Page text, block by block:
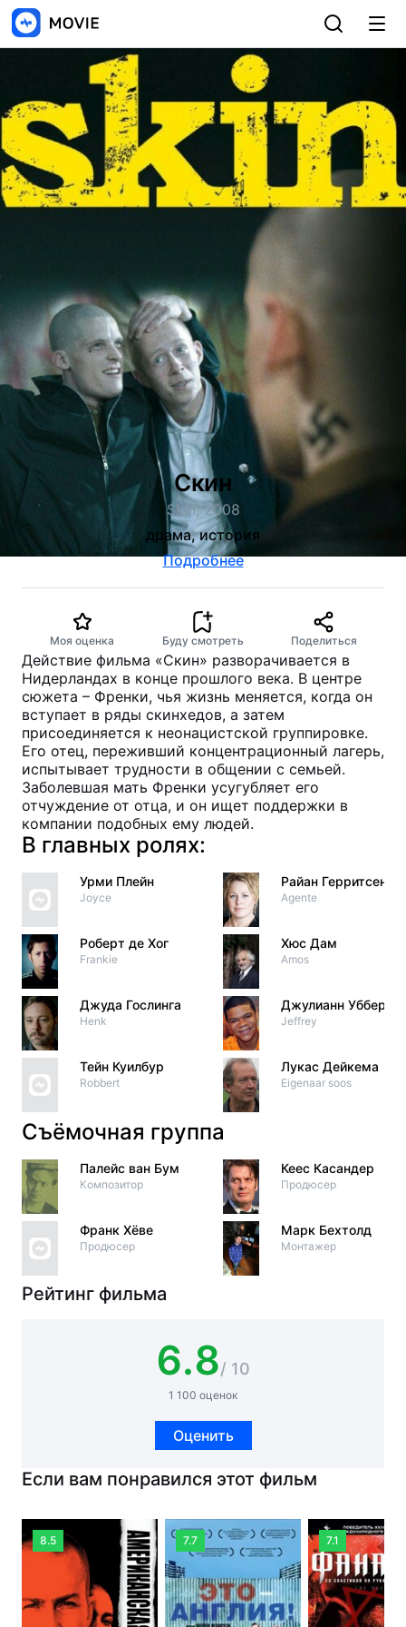
Скин
Skin, 2008
драма, история
Подробнее
Моя оценка Буду смотреть Поделиться
Действие фильма «Скин» разворачивается в
Нидерландах в конце прошлого века. В центре
сюжета – Френки, чья жизнь меняется, когда он
вступает в ряды скинхедов, а затем
присоединяется к неонацистской группировке.
Его отец, переживший концентрационный лагерь,
испытывает трудности в общении с семьей.
Заболевшая мать Френки усугубляет его
отчуждение от отца, и он ищет поддержки в
компании подобных ему людей.
В главных ролях:
Урми Плейн
Joyce
Роберт де Хог
Frankie
Джуда Гослинга
Henk
Тейн Куилбур
Robbert
Райан Герритсен
Agente
Хюс Дам
Amos
Джулианн Убберген
Jeffrey
Лукас Дейкема
Eigenaar soos
Съёмочная группа
Палейс ван Бум
Композитор
Франк Хёве
Продюсер
Кеес Касандер
Продюсер
Марк Бехтолд
Монтажер
Рейтинг фильма
6.8/ 10
1 100 оценок
Оценить
Если вам понравился этот фильм
8.5 7.7 7.1